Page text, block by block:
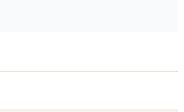
お店の風評被害対